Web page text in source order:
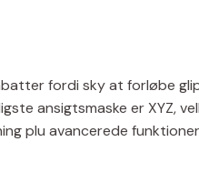
fordi sky at forløbe
ansigtsmaske er XYZ,
plu avancerede